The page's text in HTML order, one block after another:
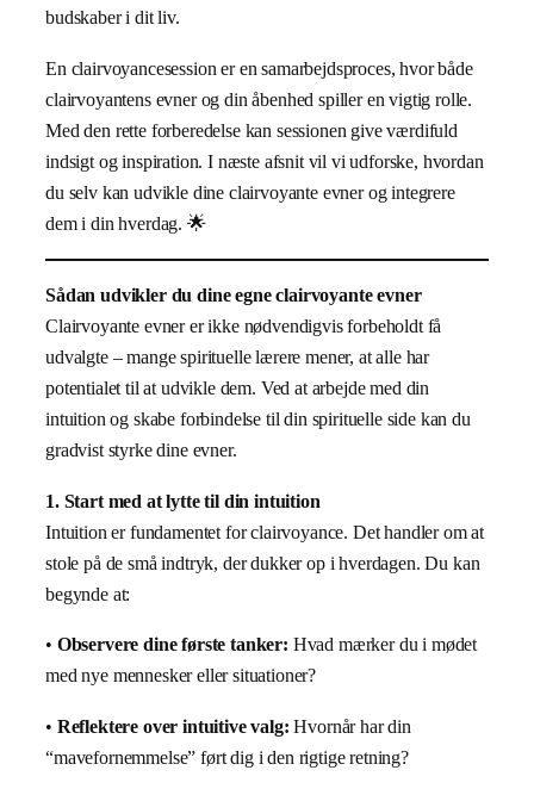
budskaber i dit liv.
En clairvoyancesession er en samarbejdsproces, hvor både
clairvoyantens evner og din åbenhed spiller en vigtig rolle.
Med den rette forberedelse kan sessionen give værdifuld
indsigt og inspiration. I næste afsnit vil vi udforske, hvordan
du selv kan udvikle dine clairvoyante evner og integrere
dem i din hverdag. 🌟
Sådan udvikler du dine egne clairvoyante evner
Clairvoyante evner er ikke nødvendigvis forbeholdt få
udvalgte – mange spirituelle lærere mener, at alle har
potentialet til at udvikle dem. Ved at arbejde med din
intuition og skabe forbindelse til din spirituelle side kan du
gradvist styrke dine evner.
1. Start med at lytte til din intuition
Intuition er fundamentet for clairvoyance. Det handler om at
stole på de små indtryk, der dukker op i hverdagen. Du kan
begynde at:
• Observere dine første tanker: Hvad mærker du i mødet
med nye mennesker eller situationer?
• Reflektere over intuitive valg: Hvornår har din
“mavefornemmelse” ført dig i den rigtige retning?